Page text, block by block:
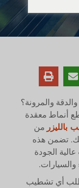
والمرونة؟
أنماط معقدة
بالليزر من
تضمن هذه
الجودة
والسيارات.
أي تشطيب